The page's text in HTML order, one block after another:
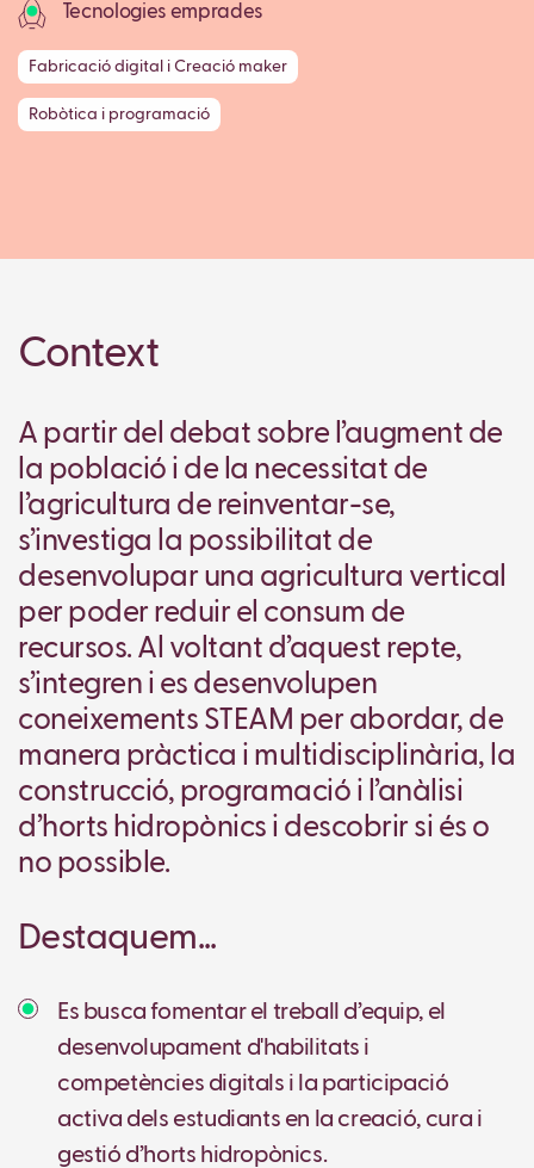
Tecnologies emprades
Fabricació digital i Creació maker
Robòtica i programació
Context
A partir del debat sobre l’augment de
la població i de la necessitat de
l’agricultura de reinventar-se,
s’investiga la possibilitat de
desenvolupar una agricultura vertical
per poder reduir el consum de
recursos. Al voltant d’aquest repte,
s’integren i es desenvolupen
coneixements STEAM per abordar, de
manera pràctica i multidisciplinària, la
construcció, programació i l’anàlisi
d’horts hidropònics i descobrir si és o
no possible.
Destaquem...
Es busca fomentar el treball d’equip, el
desenvolupament d'habilitats i
competències digitals i la participació
activa dels estudiants en la creació, cura i
gestió d’horts hidropònics.